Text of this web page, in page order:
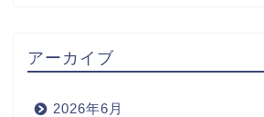
アーカイブ
2026年6月